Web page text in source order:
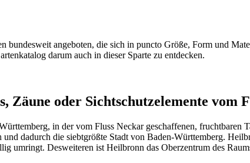
bundesweit angeboten, die sich in puncto Größe, Form und
darum auch in dieser Sparte zu entdecken.
Zäune oder Sichtschutzelemente vom
in der vom Fluss Neckar geschaffenen, fruchtbaren
dadurch die siebtgrößte Stadt von Baden-Württemberg.
umringt. Desweiteren ist Heilbronn das Oberzentrum des